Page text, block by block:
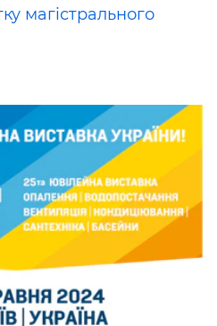
магістрального